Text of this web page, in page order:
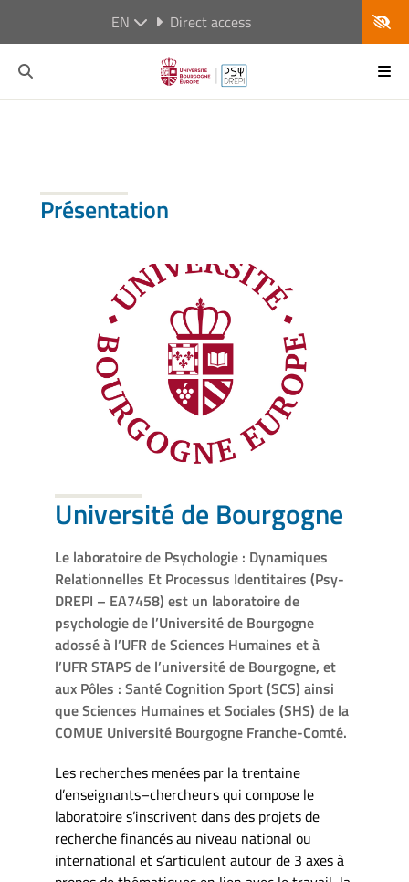
EN Direct access
Présentation
Université de Bourgogne
Le laboratoire de Psychologie : Dynamiques
Relationnelles Et Processus Identitaires (Psy-
DREPI – EA7458) est un laboratoire de
psychologie de l’Université de Bourgogne
adossé à l’UFR de Sciences Humaines et à
l’UFR STAPS de l’université de Bourgogne, et
aux Pôles : Santé Cognition Sport (SCS) ainsi
que Sciences Humaines et Sociales (SHS) de la
COMUE Université Bourgogne Franche-Comté.
Les recherches menées par la trentaine
d’enseignants–chercheurs qui compose le
laboratoire s’inscrivent dans des projets de
recherche financés au niveau national ou
international et s’articulent autour de 3 axes à